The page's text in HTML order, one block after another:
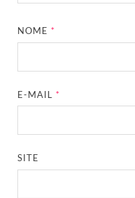
NOME*
E-MAIL*
SITE